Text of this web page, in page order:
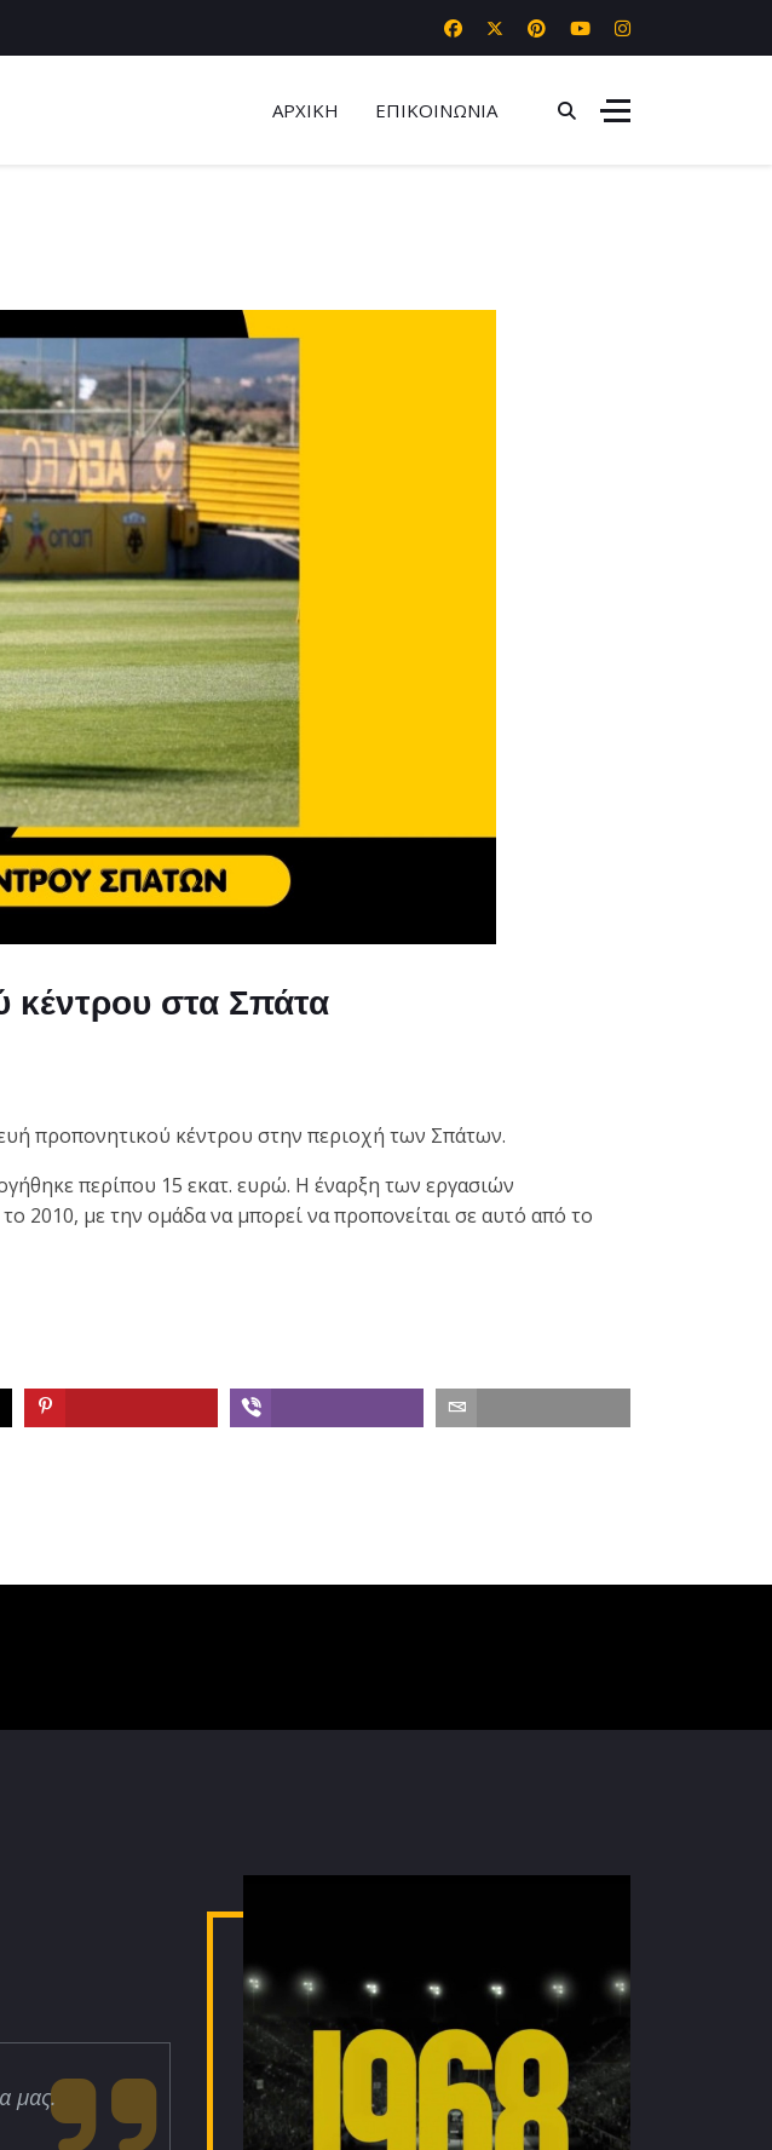
ΑΡΧΙΚΗ ΕΠΙΚΟΙΝΩΝΙΑ
κέντρου στα Σπάτα
προπονητικού κέντρου στην περιοχή των Σπάτων.
περίπου 15 εκατ. ευρώ. Η έναρξη των εργασιών
2010, με την ομάδα να μπορεί να προπονείται σε αυτό από το
μας.